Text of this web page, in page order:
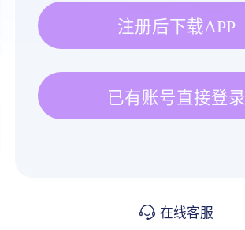
注册后下载APP
已有账号直接登录
在线客服